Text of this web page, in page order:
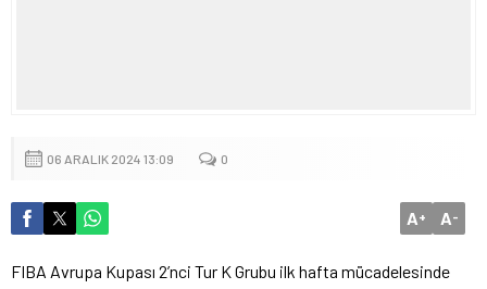
06 ARALIK 2024 13:09 0
A+ A-
FIBA Avrupa Kupası 2’nci Tur K Grubu ilk hafta mücadelesinde